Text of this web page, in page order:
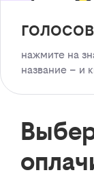
нажмите на
название – и